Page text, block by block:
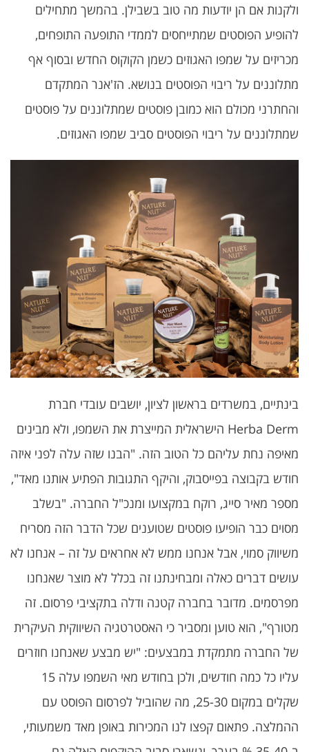
ולקנות אם הן יודעות מה טוב בשבילן. בהמשך מתחילים
להופיע הפוסטים שמתייחסים לממדי התופעה התופחים,
מכריזים על שמפו האגוזים כשמן הקוקוס החדש ובסוף אף
מתלוננים על ריבוי הפוסטים בנושא. הז'אנר המתקדם
והחתרני מכולם הוא כמובן פוסטים שמתלוננים על פוסטים
שמתלוננים על ריבוי הפוסטים סביב שמפו האגוזים.
בינתיים, במשרדים בראשון לציון, יושבים עובדי חברת
Herba Derm הישראלית המייצרת את השמפו, ולא מבינים
מאיפה נחת עליהם כל הטוב הזה. "הבנו שזה עלה לפני איזה
חודש בקבוצה בפייסבוק, והיקף התגובות הפתיע אותנו מאד",
מספר מאיר סייג, רוקח במקצועו ומנכ"ל החברה. "בשלב
מסוים כבר הופיעו פוסטים שטוענים שכל הדבר הזה מסריח
משיווק סמוי, אבל אנחנו ממש לא אחראים על זה – אנחנו לא
עושים דברים כאלה ומבחינתנו זה בכלל לא מוצר שאנחנו
מפרסמים. מדובר בחברה קטנה ודלה בתקציבי פרסום. זה
מטורף", הוא טוען ומסביר כי האסטרטגיה השיווקית העיקרית
של החברה מתמקדת במבצעים: "יש מבצע שאנחנו חוזרים
עליו כל כמה חודשים, ולכן בחודש מאי השמפו עלה 15
שקלים במקום 25-30, מה שהוביל לפרסום הפוסט עם
ההמלצה. פתאום קפצו לנו המכירות באופן מאד משמעותי,